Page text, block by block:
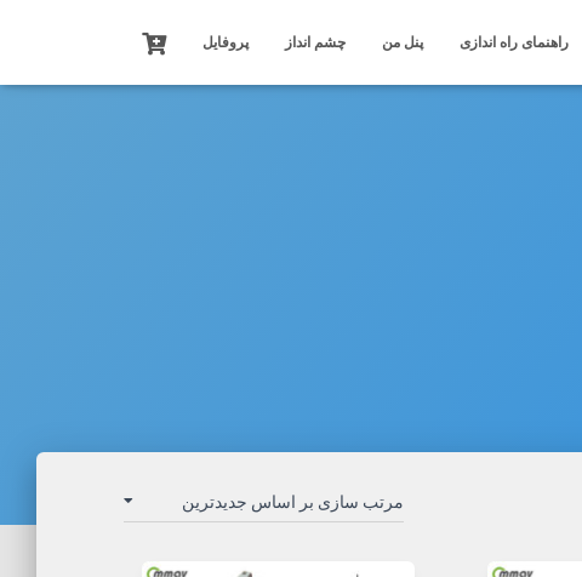
راهنمای راه اندازی پنل من چشم انداز پروفایل